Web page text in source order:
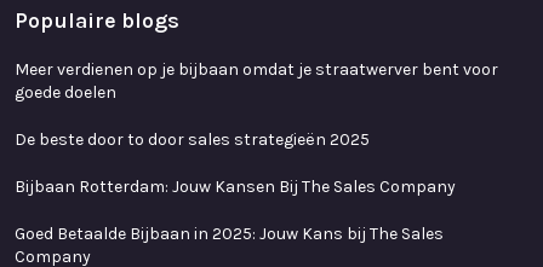
Populaire blogs
Meer verdienen op je bijbaan omdat je straatwerver bent voor
goede doelen
De beste door to door sales strategieën 2025
Bijbaan Rotterdam: Jouw Kansen Bij The Sales Company
Goed Betaalde Bijbaan in 2025: Jouw Kans bij The Sales
Company